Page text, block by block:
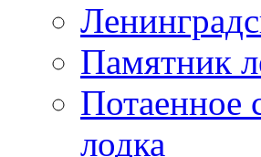
Памятник
Потаенное
лодка